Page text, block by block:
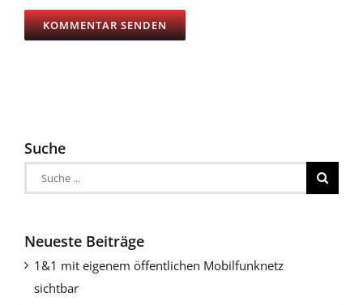
Suche
Suche
nach:
Neueste Beiträge
1&1 mit eigenem öffentlichen Mobilfunknetz
sichtbar